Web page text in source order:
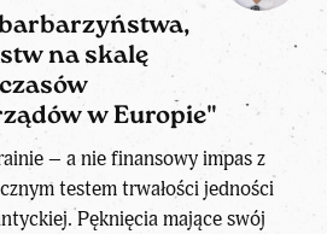
barbarzyństwa,
na skalę
w Europie"
– a nie finansowy impas z
testem trwałości jedności
Pęknięcia mające swój